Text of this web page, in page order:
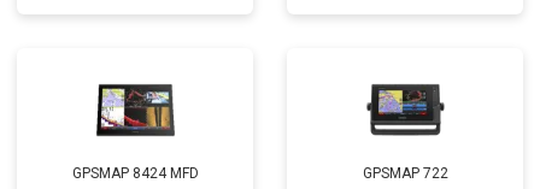
GPSMAP 8424 MFD GPSMAP 722